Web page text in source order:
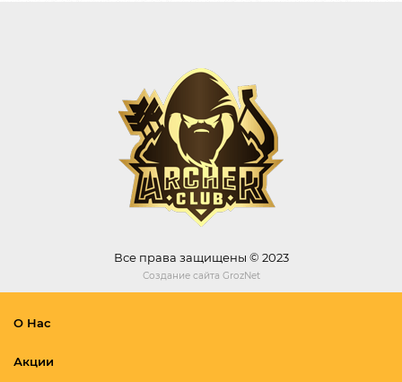
Все права защищены © 2023
Создание сайта GrozNet
О Нас
Акции